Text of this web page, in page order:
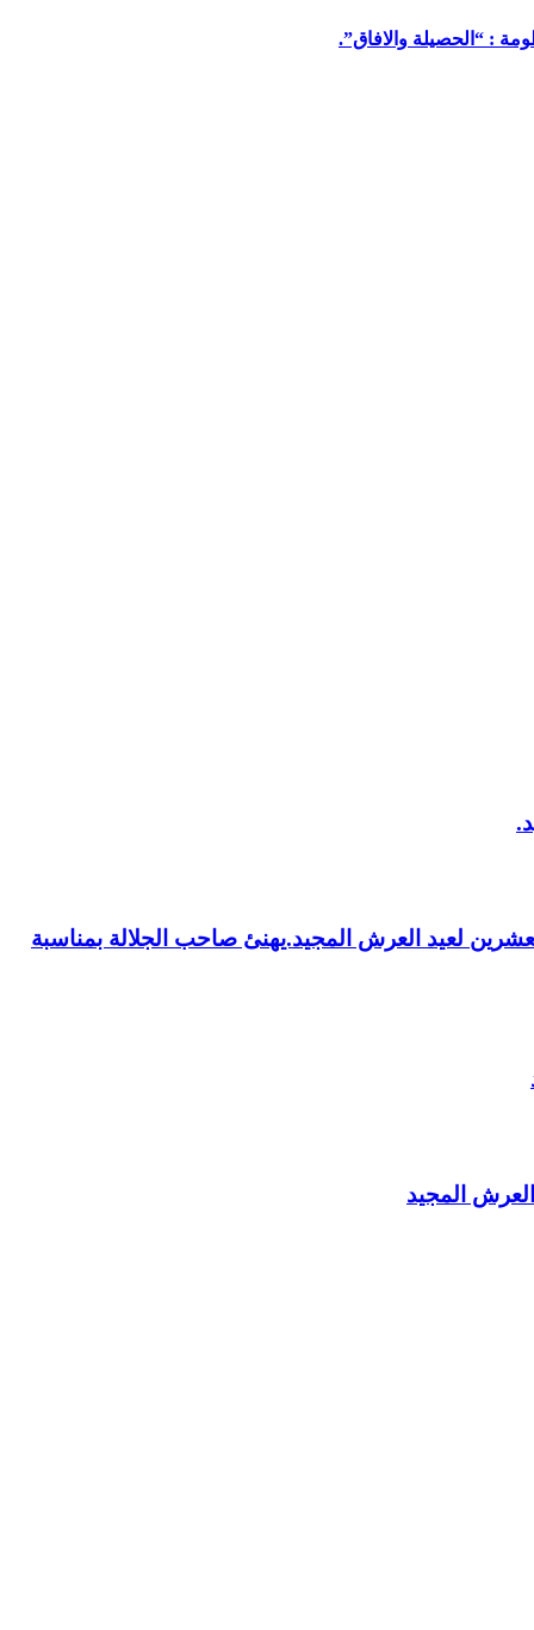
: “الحصيلة والافاق”.
لعيد العرش المجيد.يهنئ صاحب الجلالة بمناسبة